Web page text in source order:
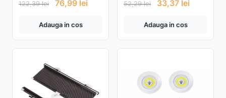
122,39lei 76,99 lei
Adauga in cos
52,29lei 33,37 lei
Adauga in cos